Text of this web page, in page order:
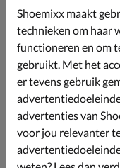
Shoemixx maakt
technieken om haar
functioneren en om
gebruikt. Met het
er tevens gebruik
advertenties van
voor jou relevanter